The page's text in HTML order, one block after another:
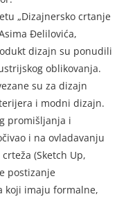
„Dizajnersko crtanje
Đelilovića,
dizajn su ponudili
oblikovanja.
su za dizajn
i modni dizajn.
promišljanja i
i na ovladavanju
(Sketch Up,
postizanje
koji imaju formalne,